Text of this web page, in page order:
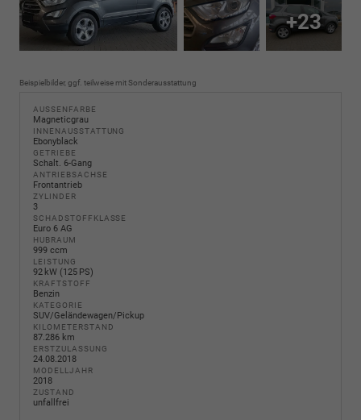
+23
Beispielbilder, ggf. teilweise mit Sonderausstattung
AUSSENFARBE
Magneticgrau
INNENAUSSTATTUNG
Ebonyblack
GETRIEBE
Schalt. 6-Gang
ANTRIEBSACHSE
Frontantrieb
ZYLINDER
3
SCHADSTOFFKLASSE
Euro 6 AG
HUBRAUM
999 ccm
LEISTUNG
92 kW (125 PS)
KRAFTSTOFF
Benzin
KATEGORIE
SUV/Geländewagen/Pickup
KILOMETERSTAND
87.286 km
ERSTZULASSUNG
24.08.2018
MODELLJAHR
2018
ZUSTAND
unfallfrei